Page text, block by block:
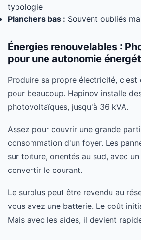
typologie
Planchers bas : Souvent oubliés
Énergies renouvelables :
pour une autonomie
Produire sa propre électricité, c'est
pour beaucoup. Hapinov installe
photovoltaïques, jusqu'à 36 kVA.
Assez pour couvrir une grande
consommation d'un foyer. Les
sur toiture, orientés au sud, avec
convertir le courant.
Le surplus peut être revendu au
vous avez une batterie. Le coût
Mais avec les aides, il devient